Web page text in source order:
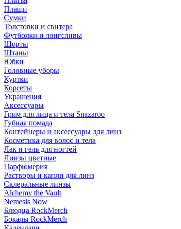
Плащи
Сумки
Толстовки и свитера
Футболки и лонгсливы
Шорты
Штаны
Юбки
Головные уборы
Куртки
Корсеты
Украшения
Аксессуары
Грим для лица и тела Snazaroo
Губная помада
Контейнеры и аксессуары для линз
Косметика для волос и тела
Лак и гель для ногтей
Линзы цветные
Парфюмерия
Растворы и капли для линз
Склеральные линзы
Alchemy the Vault
Nemesis Now
Блюдца RockMerch
Бокалы RockMerch